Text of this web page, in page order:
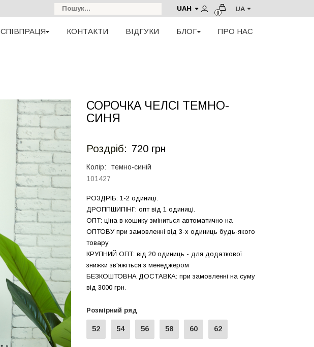
UAH UA
0
СПІВПРАЦЯ КОНТАКТИ ВІДГУКИ БЛОГ ПРО НАС
СОРОЧКА ЧЕЛСІ ТЕМНО-
СИНЯ
Роздрiб: 720 грн
Колір:
темно-синій
101427
РОЗДРIБ: 1-2 одиниці.
ДРОППШИПIНГ: опт від 1 одиницi.
ОПТ: ціна в кошику зміниться автоматично на
ОПТОВУ при замовленні від 3-х одиниць будь-якого
товару
КРУПНИЙ ОПТ: від 20 одиниць - для додаткової
знижки зв'яжіться з менеджером
БЕЗКОШТОВНА ДОСТАВКА: при замовленні на суму
вiд 3000 грн.
52 54 56 58 60 62